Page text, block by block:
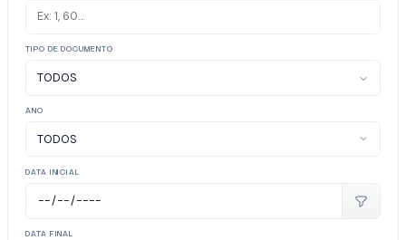
TIPO DE DOCUMENTO
ANO
DATA INICIAL
DATA FINAL